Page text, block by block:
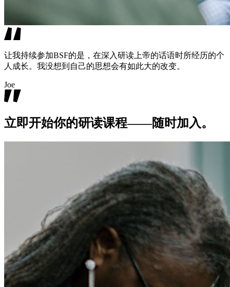
让我持续参加BSF的是，在深入研读上帝的话语时所经历的个
人成长。我没想到自己的思想会有如此大的改变。
Joe
立即开始你的研读课程——随时加入。